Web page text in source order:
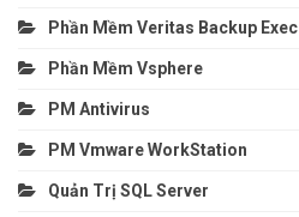
Phần Mềm Veritas Backup Exec
Phần Mềm Vsphere
PM Antivirus
PM Vmware WorkStation
Quản Trị SQL Server